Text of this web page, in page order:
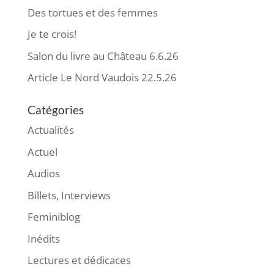
Des tortues et des femmes
Je te crois!
Salon du livre au Château 6.6.26
Article Le Nord Vaudois 22.5.26
Catégories
Actualités
Actuel
Audios
Billets, Interviews
Feminiblog
Inédits
Lectures et dédicaces